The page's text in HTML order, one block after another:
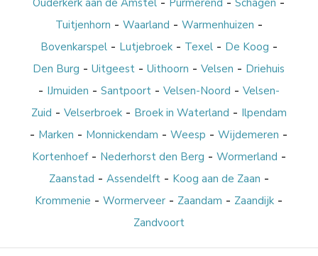
Ouderkerk aan de Amstel Purmerend Schagen
Tuitjenhorn - Waarland - Warmenhuizen -
Bovenkarspel- Lutjebroek- Texel- De Koog -
Den Burg -Uitgeest -Uithoorn -Velsen - Driehuis
- IJmuiden - Santpoort- Velsen-Noord - Velsen-
Zuid - Velserbroek- Broek in Waterland - Ilpendam
- Marken - Monnickendam -Weesp -Wijdemeren -
Kortenhoef- Nederhorst den Berg - Wormerland -
Zaanstad - Assendelft- Koog aan de Zaan -
Krommenie -Wormerveer - Zaandam - Zaandijk -
Zandvoort